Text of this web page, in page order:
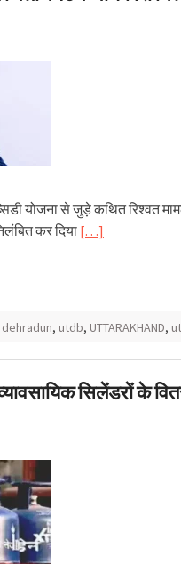
योजना से जुड़े कथित रिश्वत
कर दिया […]
dehradun, utdb, UTTARAKHAND,
सिलेंडरों के